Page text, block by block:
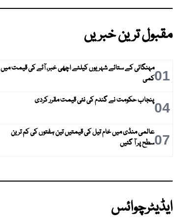
مقبول ترین خبریں
01مہنگائی کے ستائے شہریوں کیلئے اچھی خبر، آٹے کی قیمت میں
کمی
04پنجاب حکومت نے گندم کی نئی قیمت مقرر کردی
07عالمی منڈی میں خام تیل کی قیمتیں تین ہفتوں کی کم ترین
سطح پر آ گئیں
ایڈیٹرچوائس